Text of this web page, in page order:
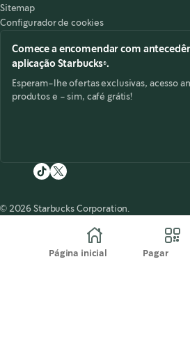
Sitemap
Configurador de cookies
Comece a encomendar com
aplicação Starbucks®.
Esperam-lhe ofertas exclusivas, acesso
produtos e - sim, café grátis!
© 2026 Starbucks Corporation.
Página inicial Pagar